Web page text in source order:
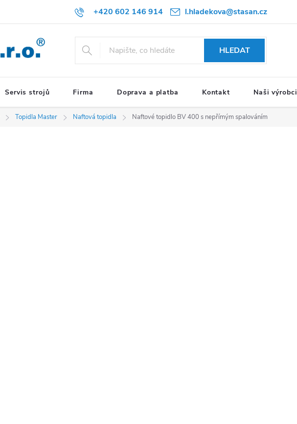
+420 602 146 914 l.hladekova@stasan.cz
HLEDAT
Servis strojů Firma Doprava a platba Kontakt Naši výrobci
Topidla Master Naftová topidla Naftové topidlo BV 400 s nepřímým spalováním